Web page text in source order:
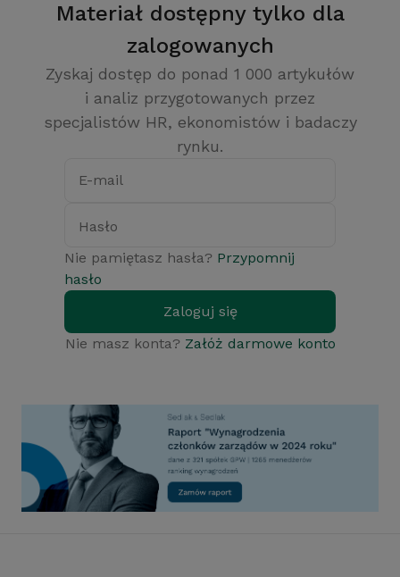
Materiał dostępny tylko dla
zalogowanych
Zyskaj dostęp do ponad 1 000 artykułów
i analiz przygotowanych przez
specjalistów HR, ekonomistów i badaczy
rynku.
E-mail
Hasło
Nie pamiętasz hasła? Przypomnij
hasło
Zaloguj się
Nie masz konta? Załóż darmowe konto